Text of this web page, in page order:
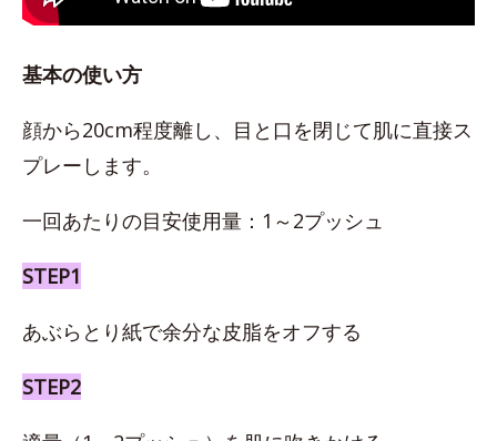
基本の使い方
顔から20cm程度離し、目と口を閉じて肌に直接ス
プレーします。
一回あたりの目安使用量：1～2プッシュ
STEP1
あぶらとり紙で余分な皮脂をオフする
STEP2